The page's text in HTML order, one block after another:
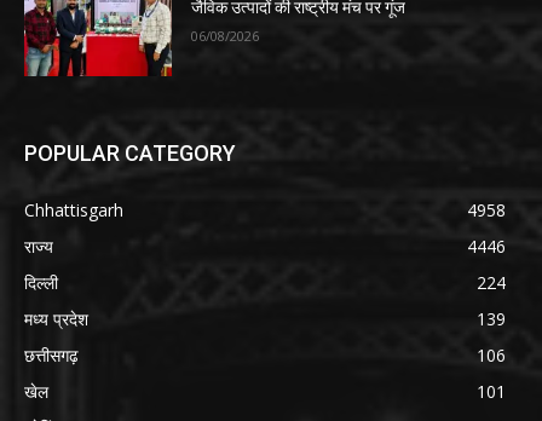
जैविक उत्पादों की राष्ट्रीय मंच पर गूंज
06/08/2026
POPULAR CATEGORY
Chhattisgarh
4958
राज्य
4446
दिल्ली
224
मध्य प्रदेश
139
छत्तीसगढ़
106
खेल
101